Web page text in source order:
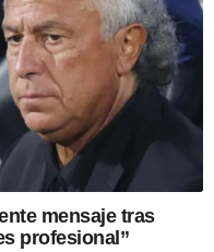
mensaje tras
profesional”